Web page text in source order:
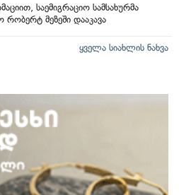
საემიგრაციო სამსახურმა
მეზეში დააკავა
ყველა სიახლის ნახვა